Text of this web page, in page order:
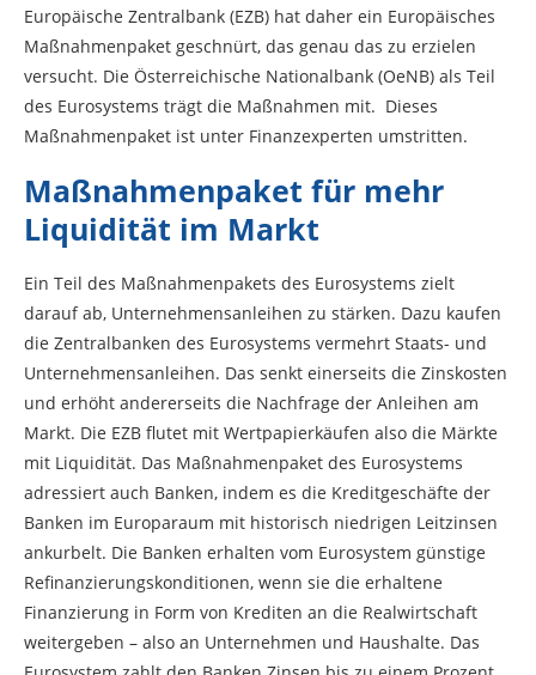
Europäische Zentralbank (EZB) hat daher ein Europäisches
Maßnahmenpaket geschnürt, das genau das zu erzielen
versucht. Die Österreichische Nationalbank (OeNB) als Teil
des Eurosystems trägt die Maßnahmen mit. Dieses
Maßnahmenpaket ist unter Finanzexperten umstritten.
Maßnahmenpaket für mehr
Liquidität im Markt
Ein Teil des Maßnahmenpakets des Eurosystems zielt
darauf ab, Unternehmensanleihen zu stärken. Dazu kaufen
die Zentralbanken des Eurosystems vermehrt Staats- und
Unternehmensanleihen. Das senkt einerseits die Zinskosten
und erhöht andererseits die Nachfrage der Anleihen am
Markt. Die EZB flutet mit Wertpapierkäufen also die Märkte
mit Liquidität. Das Maßnahmenpaket des Eurosystems
adressiert auch Banken, indem es die Kreditgeschäfte der
Banken im Europaraum mit historisch niedrigen Leitzinsen
ankurbelt. Die Banken erhalten vom Eurosystem günstige
Refinanzierungskonditionen, wenn sie die erhaltene
Finanzierung in Form von Krediten an die Realwirtschaft
weitergeben – also an Unternehmen und Haushalte. Das